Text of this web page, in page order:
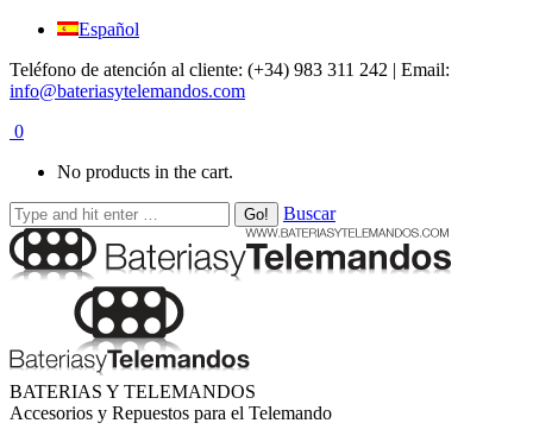
Español
Teléfono de atención al cliente: (+34) 983 311 242 | Email:
info@bateriasytelemandos.com
0
No products in the cart.
Buscar
BATERIAS Y TELEMANDOS
Accesorios y Repuestos para el Telemando